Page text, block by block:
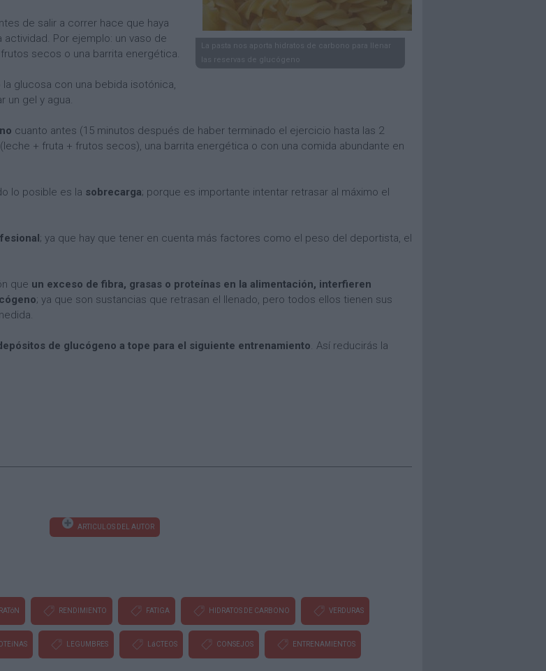
La pasta nos aporta hidratos de carbono para llenar
las reservas de glucógeno
de salir a correr hace que haya
Por ejemplo: un vaso de
secos o una barrita energética.
glucosa con una bebida isotónica,
un gel y agua.
cuanto antes (15 minutos después de haber terminado el ejercicio hasta las 2
+ fruta + frutos secos), una barrita energética o con una comida abundante en
lo posible es la sobrecarga; porque es importante intentar retrasar al máximo el
; ya que hay que tener en cuenta más factores como el peso del deportista, el
que un exceso de fibra, grasas o proteínas en la alimentación, interfieren
; ya que son sustancias que retrasan el llenado, pero todos ellos tienen sus
de glucógeno a tope para el siguiente entrenamiento. Así reducirás la
ARTICULOS DEL AUTOR
RENDIMIENTO FATIGA HIDRATOS DE CARBONO VERDURAS
LEGUMBRES LáCTEOS CONSEJOS ENTRENAMIENTOS